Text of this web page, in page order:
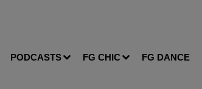
PODCASTS FG CHIC FG DANCE